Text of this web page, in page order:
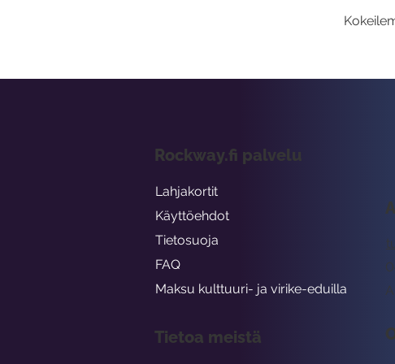
Rockway.fi palvelu
Lahjakortit
Käyttöehdot
Tietosuoja
FAQ
Maksu kulttuuri- ja virike-eduilla
Tietoa meistä